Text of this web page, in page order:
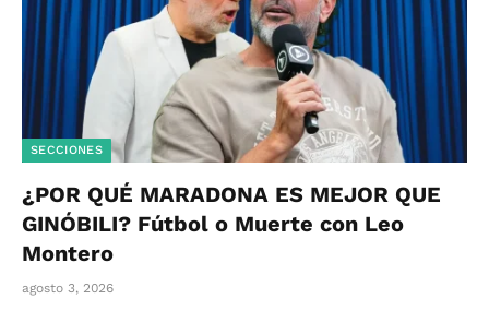
SECCIONES
¿POR QUÉ MARADONA ES MEJOR QUE
GINÓBILI? Fútbol o Muerte con Leo
Montero
agosto 3, 2026